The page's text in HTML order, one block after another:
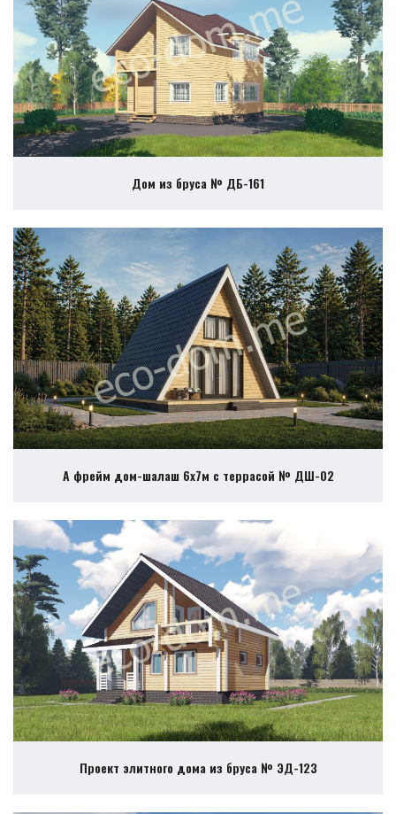
Дом из бруса № ДБ-161
А фрейм дом-шалаш 6х7м с террасой № ДШ-02
Проект элитного дома из бруса № ЭД-123